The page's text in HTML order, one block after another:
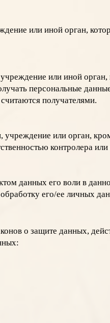
или иной орган,
или иной
персональные
получателями.
или орган,
контролера или
данных его воли в
его/ее личных
о защите данных,